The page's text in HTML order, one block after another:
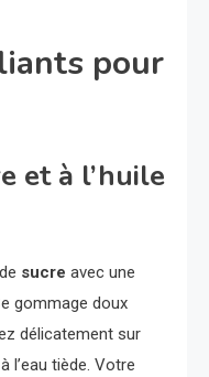
pour
et à l’huile
sucre avec une
gommage doux
délicatement sur
l’eau tiède. Votre